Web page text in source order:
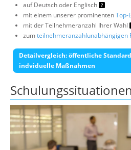
auf Deutsch oder Englisch
mit einem unserer prominentenTop-
mit der Teilnehmeranzahl Ihrer Wahl
zumteilnehmeranzahlunabhängigen
Detailvergleich: öffentliche
indviduelle Maßnahmen
Schulungssituationen